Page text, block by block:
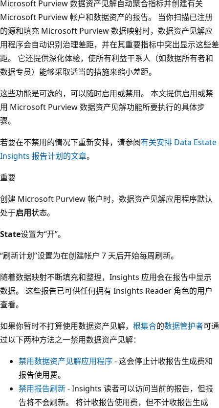
Microsoft Purview 数据资产见解自动聚合指标并创建有关
Microsoft Purview 帐户和数据资产的报告。 当你扫描已注册
的源和填充 Microsoft Purview 数据映射时，数据资产见解应
用程序会自动识别治理差距，并在其重要指标中突出显示这些差
距。 它还提供深化体验，使所有利益干系人（如数据所有者和
数据专员）能够采取适当的措施来缩小差距。
这些功能是可选的，可以随时启用或禁用。 本文提供启用或禁
用 Microsoft Purview 数据资产见解功能所要执行的具体步
骤。
若要在不禁用的情况下重新安排，请参阅有关安排 Data Estate
Insights 报告计划的文章。
重要
创建 Microsoft Purview 帐户时，数据资产见解应用程序默认
处于启用状态。
State设置为“开”。
“刷新计划”设置为在创建帐户 7 天后开始每周刷新。
随着数据映射不断填充和整理，Insights 应用会在报告中显示
数据。 这些报告已可供任何拥有 Insights Reader 角色的用户
查看。
如果你暂时不打算使用数据资产见解， 根集合的数据管护者可通
过以下两种方法之一禁用数据资产见解：
禁用数据资产见解应用程序- 这会停止计收报告生成费和
报告使用费。
禁用报告刷新- Insights 读者可以访问当前的报告，但报
告将不会刷新。 将计收报告使用费，但不计收报告生成